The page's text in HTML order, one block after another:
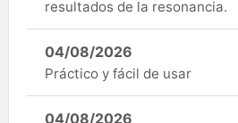
resultados de la resonancia.
04/08/2026
Práctico y fácil de usar
04/08/2026